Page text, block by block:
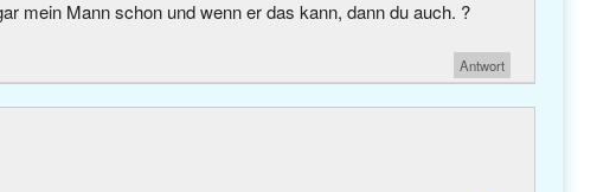
mein Mann schon und wenn er das kann, dann du auch. ?
Antwort